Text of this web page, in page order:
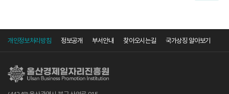
개인정보처리방침 정보공개 부서안내 찾아오시는길 국가상징 알아보기